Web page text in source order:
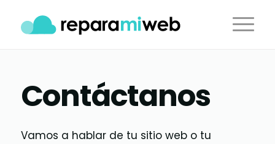
Contáctanos
Vamos a hablar de tu sitio web o tu